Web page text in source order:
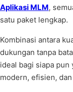
Aplikasi MLM,
satu paket lengkap.
Kombinasi antara
dukungan tanpa
ideal bagi siapa pun
modern, efisien,